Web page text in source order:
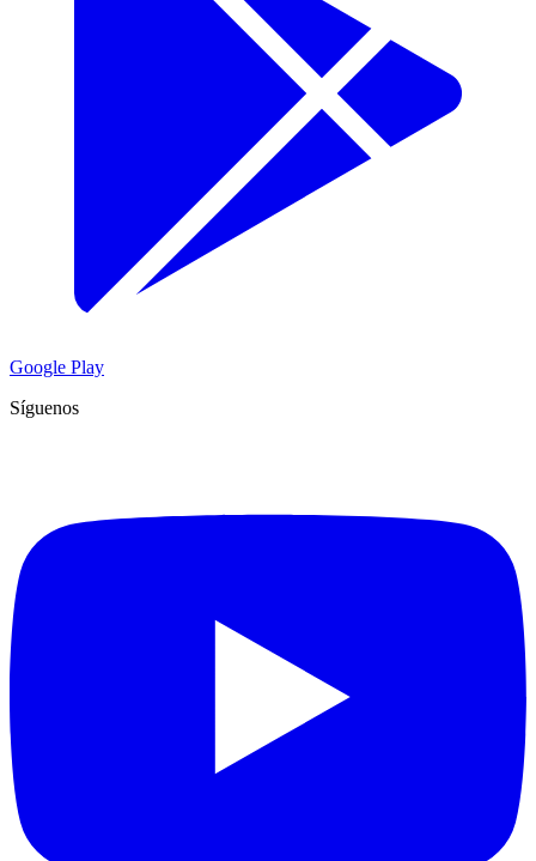
Google Play
Síguenos